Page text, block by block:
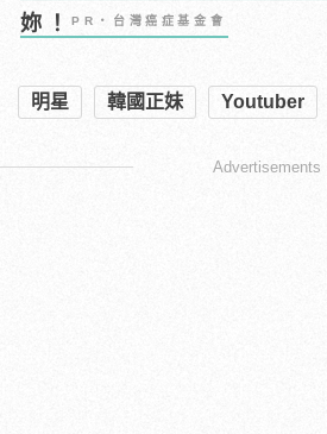
妳！PR・台灣癌症基金會
明星 韓國正妹 Youtuber
Advertisements